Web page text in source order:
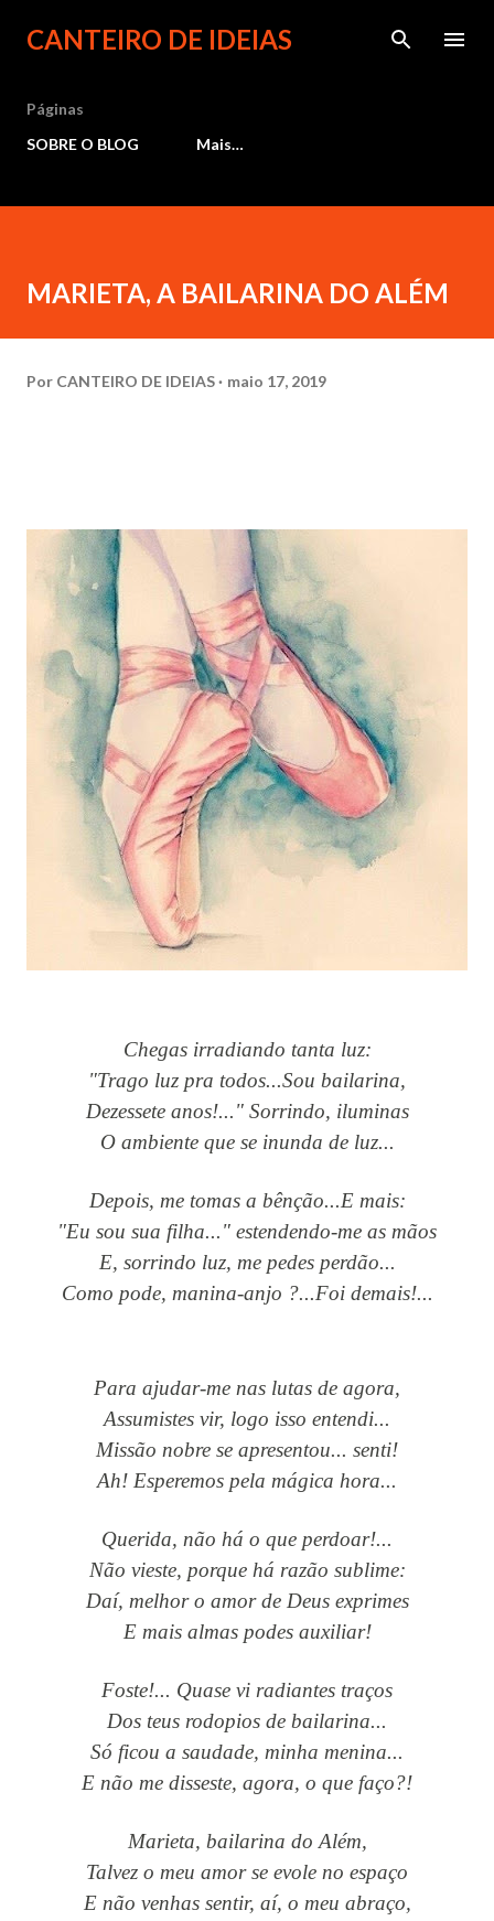
Pular para o conteúdo principal
CANTEIRO DE IDEIAS
Páginas
SOBRE O BLOG
Mais…
MARIETA, A BAILARINA DO ALÉM
Por CANTEIRO DE IDEIAS maio 17, 2019
Chegas irradiando tanta luz:
"Trago luz pra todos...Sou bailarina,
Dezessete anos!..." Sorrindo, iluminas
O ambiente que se inunda de luz...
Depois, me tomas a bênção...E mais:
"Eu sou sua filha..." estendendo-me as mãos
E, sorrindo luz, me pedes perdão...
Como pode, manina-anjo ?...Foi demais!...
Para ajudar-me nas lutas de agora,
Assumistes vir, logo isso entendi...
Missão nobre se apresentou... senti!
Ah! Esperemos pela mágica hora...
Querida, não há o que perdoar!...
Não vieste, porque há razão sublime:
Daí, melhor o amor de Deus exprimes
E mais almas podes auxiliar!
Foste!... Quase vi radiantes traços
Dos teus rodopios de bailarina...
Só ficou a saudade, minha menina...
E não me disseste, agora, o que faço?!
Marieta, bailarina do Além,
Talvez o meu amor se evole no espaço
E não venhas sentir, aí, o meu abraço,